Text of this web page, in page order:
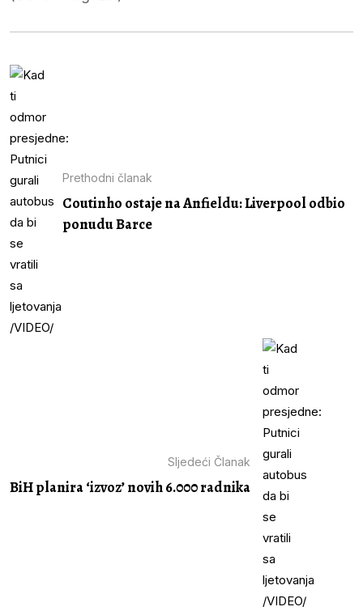
Prethodni članak
Coutinho ostaje na Anfieldu: Liverpool odbio
ponudu Barce
Sljedeći Članak
BiH planira ‘izvoz’ novih 6.000 radnika